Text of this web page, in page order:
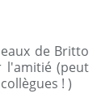
de Britto
l'amitié (peut
! )